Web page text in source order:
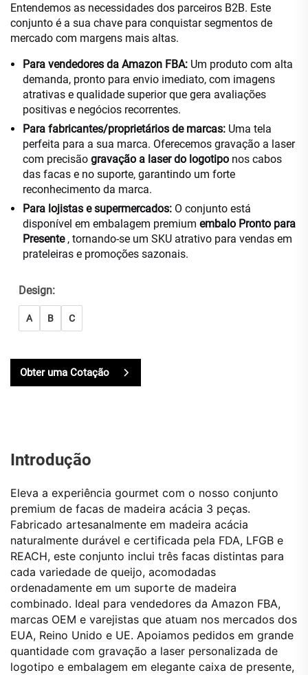
Entendemos as necessidades dos parceiros B2B. Este
conjunto é a sua chave para conquistar segmentos de
mercado com margens mais altas.
Para vendedores da Amazon FBA: Um produto com alta
demanda, pronto para envio imediato, com imagens
atrativas e qualidade superior que gera avaliações
positivas e negócios recorrentes.
Para fabricantes/proprietários de marcas: Uma tela
perfeita para a sua marca. Oferecemos gravação a laser
com precisão gravação a laser do logotipo nos cabos
das facas e no suporte, garantindo um forte
reconhecimento da marca.
Para lojistas e supermercados: O conjunto está
disponível em embalagem premium embalo Pronto para
Presente , tornando-se um SKU atrativo para vendas em
prateleiras e promoções sazonais.
Design:
A B C
Obter uma Cotação
Introdução
Eleva a experiência gourmet com o nosso conjunto
premium de facas de madeira acácia 3 peças.
Fabricado artesanalmente em madeira acácia
naturalmente durável e certificada pela FDA, LFGB e
REACH, este conjunto inclui três facas distintas para
cada variedade de queijo, acomodadas
ordenadamente em um suporte de madeira
combinado. Ideal para vendedores da Amazon FBA,
marcas OEM e varejistas que atuam nos mercados dos
EUA, Reino Unido e UE. Apoiamos pedidos em grande
quantidade com gravação a laser personalizada de
logotipo e embalagem em elegante caixa de presente,